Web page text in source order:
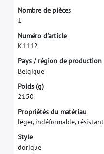
Nombre de pièces
1
Numéro d'article
K1112
Pays / région de production
Belgique
Poids (g)
2150
Propriétés du matériau
léger, indéformable, résistant
Style
dorique